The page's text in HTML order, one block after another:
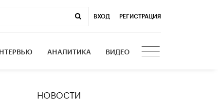
ВХОД РЕГИСТРАЦИЯ
АНАЛИТИКА ВИДЕО
НОВОСТИ